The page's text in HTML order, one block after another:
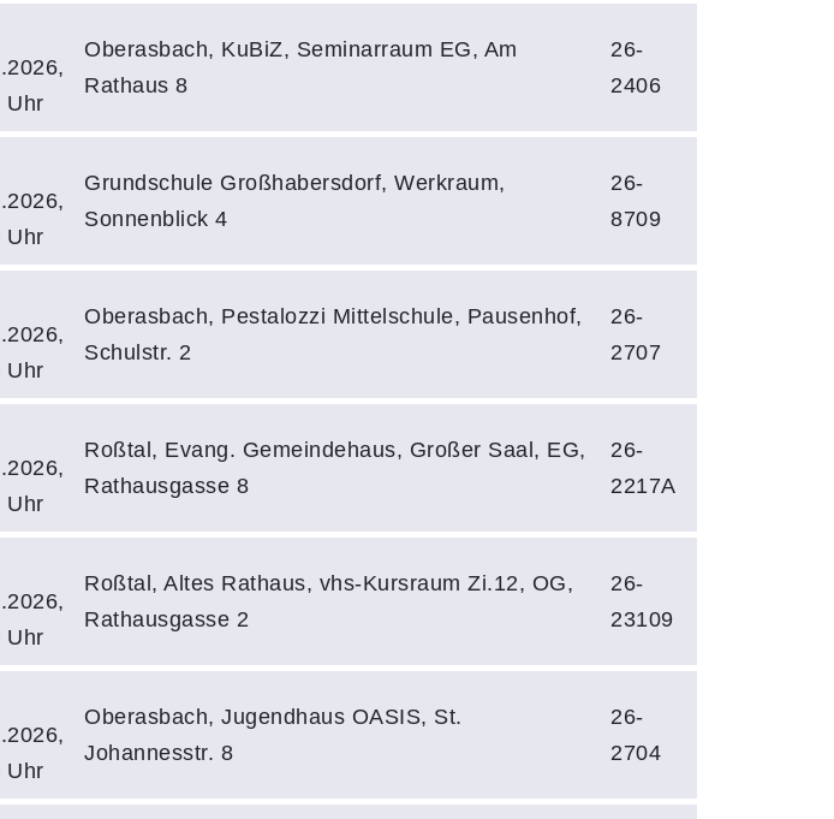
Uhr
Oberasbach, KuBiZ, Seminarraum EG, Am
Rathaus 8
26-
2406
Uhr
Grundschule Großhabersdorf, Werkraum,
Sonnenblick 4
26-
8709
Uhr
Oberasbach, Pestalozzi Mittelschule, Pausenhof,
Schulstr. 2
26-
2707
Uhr
Roßtal, Evang. Gemeindehaus, Großer Saal, EG,
Rathausgasse 8
26-
2217A
Uhr
Roßtal, Altes Rathaus, vhs-Kursraum Zi.12, OG,
Rathausgasse 2
26-
23109
Uhr
Oberasbach, Jugendhaus OASIS, St.
Johannesstr. 8
26-
2704